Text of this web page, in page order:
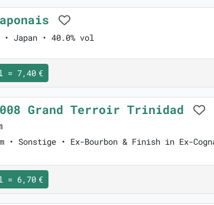
• Japan • 40.0% vol
= 7,40 €
Grand Terroir Trinidad
• Sonstige • Ex-Bourbon & Finish in Ex-
= 6,70 €